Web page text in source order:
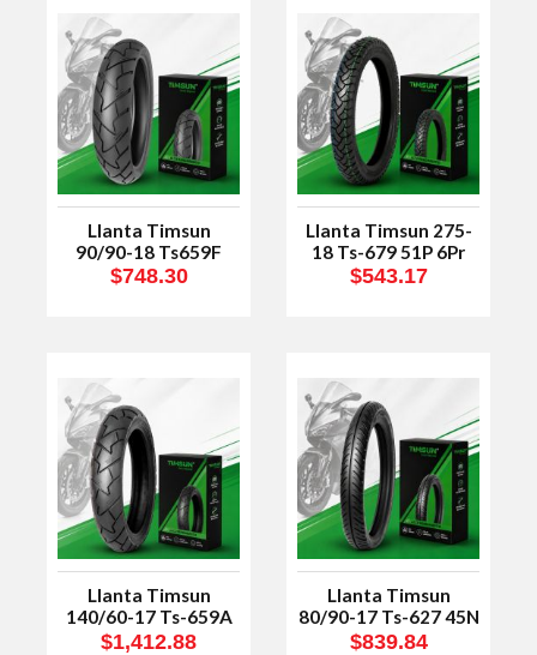
Llanta Timsun
90/90-18 Ts659F
51P TL
$748.30
Llanta Timsun 275-
18 Ts-679 51P 6Pr
TT
$543.17
Llanta Timsun
140/60-17 Ts-659A
Tl
$1,412.88
Llanta Timsun
80/90-17 Ts-627 45N
Tl
$839.84